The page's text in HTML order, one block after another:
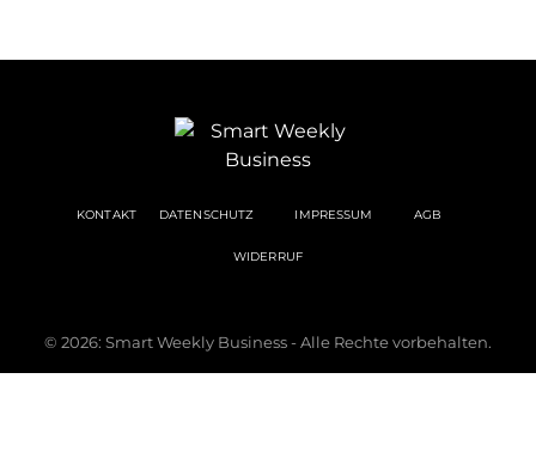
KONTAKT DATENSCHUTZ IMPRESSUM AGB
WIDERRUF
© 2026: Smart Weekly Business - Alle Rechte vorbehalten.